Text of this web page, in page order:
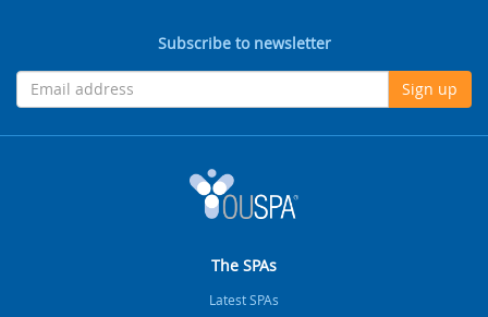
Subscribe to newsletter
Sign up
The SPAs
Latest SPAs